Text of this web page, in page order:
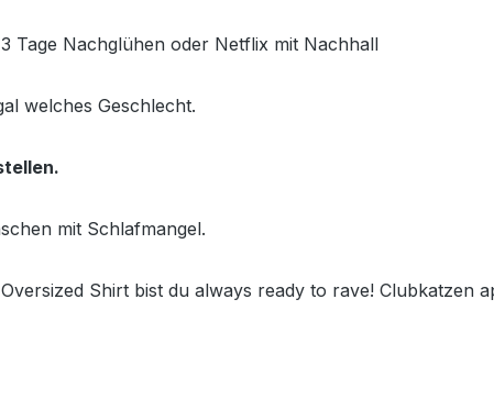
Tage Nachglühen oder Netflix mit Nachhall
welches Geschlecht.
mit Schlafmangel.
Shirt bist du always ready to rave!